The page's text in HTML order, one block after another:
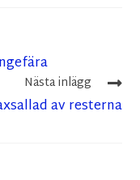
Nästa inlägg
av resterna